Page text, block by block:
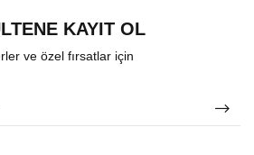
KAYIT OL
ve özel fırsatlar için